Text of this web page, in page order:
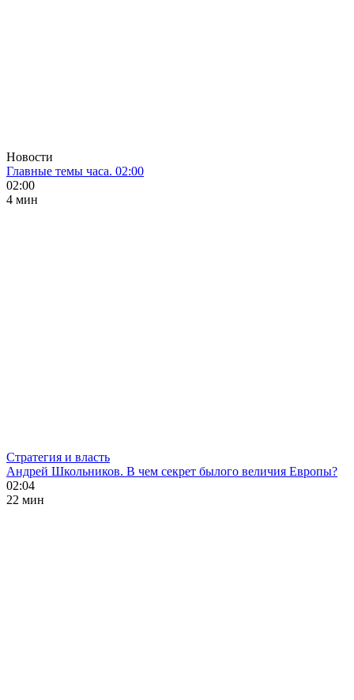
Новости
Главные темы часа. 02:00
02:00
4 мин
Стратегия и власть
Андрей Школьников. В чем секрет былого величия Европы?
02:04
22 мин